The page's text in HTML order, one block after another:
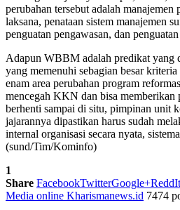
perubahan tersebut adalah manajemen
laksana, penataan sistem manajemen
penguatan pengawasan, dan
Adapun WBBM adalah predikat yang
yang memenuhi sebagian besar
enam area perubahan program
mencegah KKN dan bisa memberikan
berhenti sampai di situ, pimpinan unit
jajarannya dipastikan harus sudah
internal organisasi secara nyata,
(sund/Tim/Kominfo)
1
Share FacebookTwitterGoogle+ReddIt
Media online Kharismanews.id 7474